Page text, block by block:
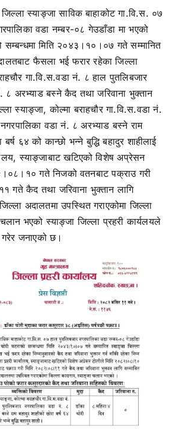
स्याङ्जा साविक बाहाकोट गा.वि.स. ०७
वडा नम्बर-०८ गेउडाँडा मा भएको
सम्बन्धमा मिति २०४३।१०।०७ गते सम्मानित
फैसला भई फरार रहेका जिल्ला
गा.वि.स.वडा नं. ८ हाल पुतलिबजार
८ अरभ्याड बस्ने कैद तथा जरिवाना भुक्तान
स्याङ्जा, कोल्मा बराहचौर गा.वि.स.वडा नं.
वडा नं. ८ अरभ्याड बस्ने राम
बर्ष ६४ को कान्छो भन्ने बुद्धि बहादुर शाहीलाई
स्याङ्जाबाट खटिएको विशेष अप्रेसन
गते निजको वतनबाट पक्राउ गरी
गते कैद तथा जरिवाना भुक्तान लागि
अदालतमा उपस्थित गराएकोमा जिल्ला
भएको स्याङ्जा जिल्ला प्रहरी कार्यलयले
गरेर जनाएको छ।